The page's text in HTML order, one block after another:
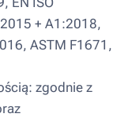
+ A1:2018,
ASTM F1671,
zgodnie z